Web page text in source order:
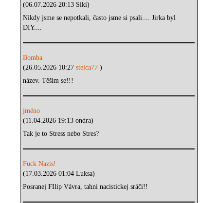
(06.07.2026 20:13 Siki)
Nikdy jsme se nepotkali, často jsme si psali.... Jirka byl
DIY....
Bomba
(26.05.2026 10:27stelca77)
název. Těšim se!!!
jméno
(11.04.2026 19:13 ondra)
Tak je to Stress nebo Stres?
Fuck Nazis!
(17.03.2026 01:04 Luksa)
Posranej FIlip Vávra, tahni nacistickej sráči!!